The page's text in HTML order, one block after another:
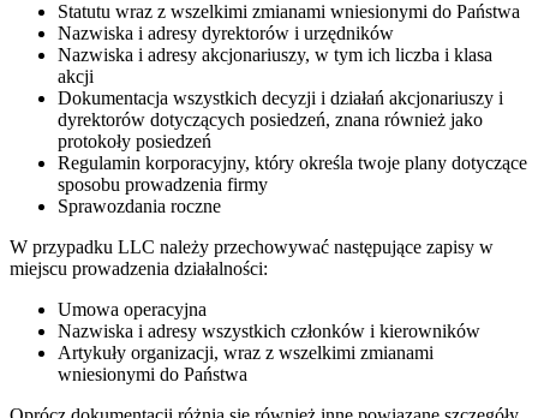
Statutu wraz z wszelkimi zmianami wniesionymi do Państwa
Nazwiska i adresy dyrektorów i urzędników
Nazwiska i adresy akcjonariuszy, w tym ich liczba i klasa
akcji
Dokumentacja wszystkich decyzji i działań akcjonariuszy i
dyrektorów dotyczących posiedzeń, znana również jako
protokoły posiedzeń
Regulamin korporacyjny, który określa twoje plany dotyczące
sposobu prowadzenia firmy
Sprawozdania roczne
W przypadku LLC należy przechowywać następujące zapisy w
miejscu prowadzenia działalności:
Umowa operacyjna
Nazwiska i adresy wszystkich członków i kierowników
Artykuły organizacji, wraz z wszelkimi zmianami
wniesionymi do Państwa